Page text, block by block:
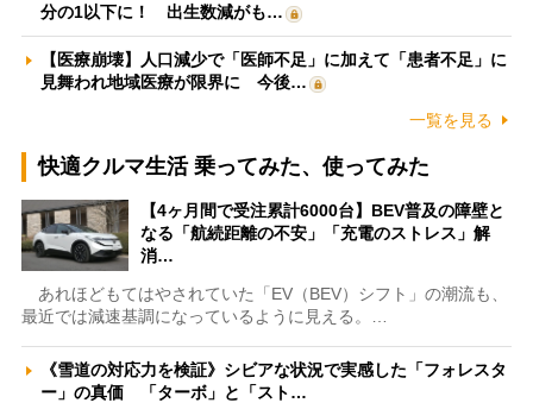
分の1以下に！ 出生数減がも…
【医療崩壊】人口減少で「医師不足」に加えて「患者不足」に
見舞われ地域医療が限界に 今後…
一覧を見る
快適クルマ生活 乗ってみた、使ってみた
【4ヶ月間で受注累計6000台】BEV普及の障壁と
なる「航続距離の不安」「充電のストレス」解
消…
あれほどもてはやされていた「EV（BEV）シフト」の潮流も、
最近では減速基調になっているように見える。…
《雪道の対応力を検証》シビアな状況で実感した「フォレスタ
ー」の真価 「ターボ」と「スト…